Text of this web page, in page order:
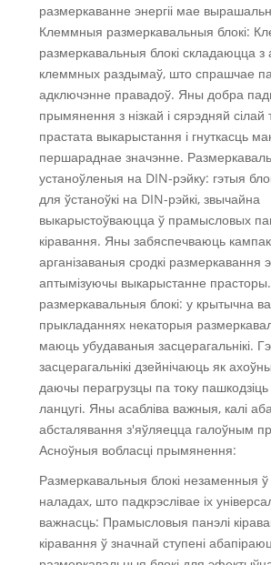
размеркаванне энергіі мае
Клеммныя размеркавальныя блокі:
размеркавальныя блокі складаюцца з
клеммных раздымаў, што спрашчае
адключэнне правадоў. Яны добра
прымянення з нізкай і сярэдняй сілай
прастата выкарыстання і гнуткасць
першараднае значэнне.
устаноўленыя на DIN-рэйку: гэтыя
для ўстаноўкі на DIN-рэйкі, звычайна
выкарыстоўваюцца ў прамысловых
кіравання. Яны забяспечваюць
арганізаваныя сродкі размеркавання
аптымізуючы выкарыстанне
размеркавальныя блокі: у крытычна
прыкладаннях некаторыя
маюць убудаваныя засцерагальнікі.
засцерагальнікі дзейнічаюць як
даючы перагрузцы па току
ланцугі. Яны асабліва важныя, калі
абсталявання з'яўляецца галоўным
Асноўныя вобласці прымянення:
Размеркавальныя блокі незаменныя ў
наладах, што падкрэслівае іх
важнасць: Прамысловыя панэлі
кіравання ў значнай ступені